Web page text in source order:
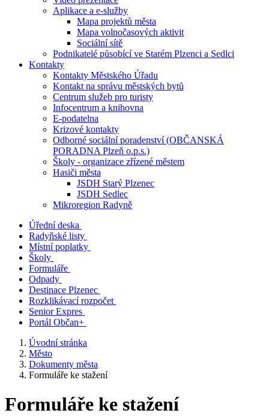
Aplikace a e-služby
Mapa projektů města
Mapa volnočasových aktivit
Sociální sítě
Podnikatelé působící ve Starém Plzenci a Sedlci
Kontakty
Kontakty Městského Úřadu
Kontakt na správu městských bytů
Centrum služeb pro turisty
Infocentrum a knihovna
E-podatelna
Krizové kontakty
Odborné sociální poradenství (OBČANSKÁ
PORADNA Plzeň o.p.s.)
Školy - organizace zřízené městem
Hasiči města
JSDH Starý Plzenec
JSDH Sedlec
Mikroregion Radyně
Úřední deska
Radyňské listy
Místní poplatky
Školy
Formuláře
Odpady
Destinace Plzenec
Rozklikávací rozpočet
Senior Expres
Portál Občan+
Úvodní stránka
Město
Dokumenty města
Formuláře ke stažení
Formuláře ke stažení